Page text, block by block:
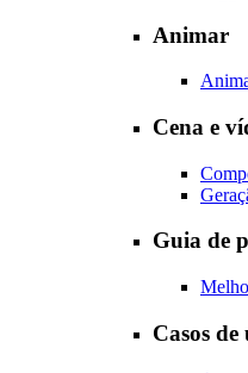
Animar
Cena e
Guia de
Casos